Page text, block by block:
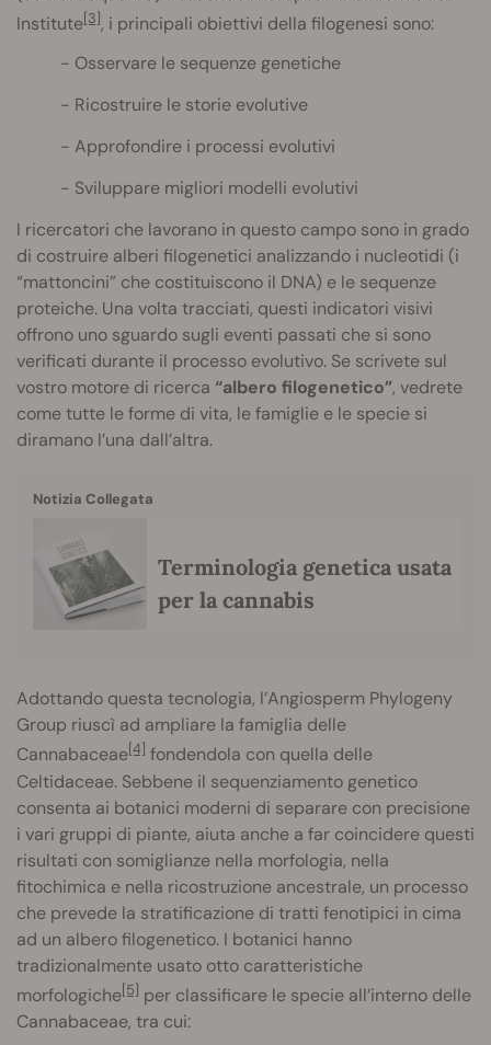
Institute[3], i principali obiettivi della filogenesi sono:
Osservare le sequenze genetiche
Ricostruire le storie evolutive
Approfondire i processi evolutivi
Sviluppare migliori modelli evolutivi
I ricercatori che lavorano in questo campo sono in grado
di costruire alberi filogenetici analizzando i nucleotidi (i
“mattoncini” che costituiscono il DNA) e le sequenze
proteiche. Una volta tracciati, questi indicatori visivi
offrono uno sguardo sugli eventi passati che si sono
verificati durante il processo evolutivo. Se scrivete sul
vostro motore di ricerca “albero filogenetico”, vedrete
come tutte le forme di vita, le famiglie e le specie si
diramano l’una dall’altra.
Notizia Collegata
Terminologia genetica usata
per la cannabis
Adottando questa tecnologia, l’Angiosperm Phylogeny
Group riuscì ad ampliare la famiglia delle
Cannabaceae[4] fondendola con quella delle
Celtidaceae. Sebbene il sequenziamento genetico
consenta ai botanici moderni di separare con precisione
i vari gruppi di piante, aiuta anche a far coincidere questi
risultati con somiglianze nella morfologia, nella
fitochimica e nella ricostruzione ancestrale, un processo
che prevede la stratificazione di tratti fenotipici in cima
ad un albero filogenetico. I botanici hanno
tradizionalmente usato otto caratteristiche
morfologiche[5] per classificare le specie all’interno delle
Cannabaceae, tra cui: